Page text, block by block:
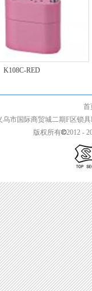
K108C-RED
首页 | 关于我们
市国际商贸城二期F区锁具
权所有
2012 -